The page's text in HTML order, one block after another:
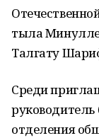
тыла
Талгату
Среди
руководитель
отделения